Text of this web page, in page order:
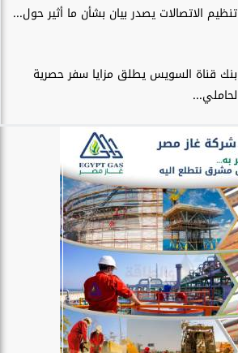
تنظيم الاتصالات يصدر بيان بشأن ما أثير حول...
بنك قناة السويس يطلق مزايا سفر حصرية
لحاملي...